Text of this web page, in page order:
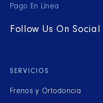
Pago En Línea
Follow Us On Social
SERVICIOS
Frenos y Ortodoncia